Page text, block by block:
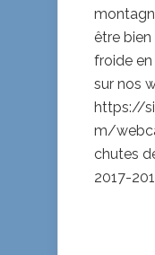
être bien
froide
sur nos
https://
m/
chutes
2017-